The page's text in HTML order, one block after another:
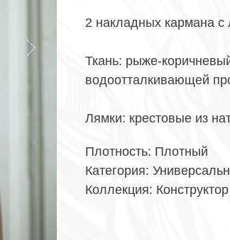
2 накладных кармана
Ткань: рыже-
водоотталкивающей
Лямки: крестовые из
Плотность: Плотный
Категория:
Коллекция: Конструктор